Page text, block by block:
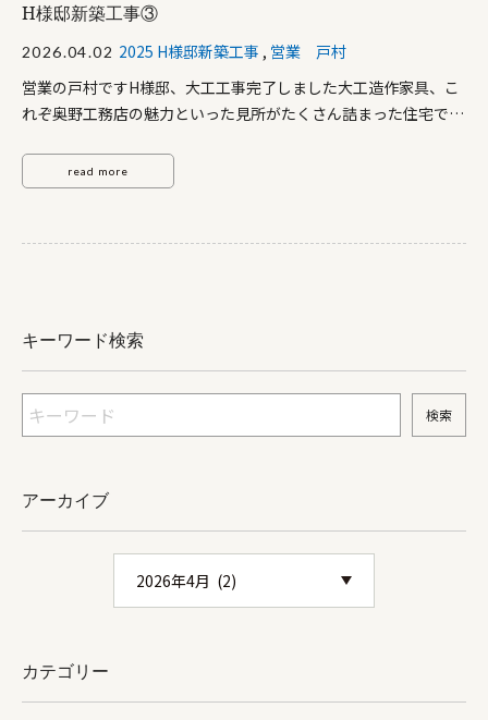
H様邸新築工事③
2026.04.02 2025 H様邸新築工事 , 営業 戸村
営業の戸村ですH様邸、大工工事完了しました大工造作家具、こ
れぞ奥野工務店の魅力といった見所がたくさん詰まった住宅です
read more
キーワード検索
アーカイブ
カテゴリー